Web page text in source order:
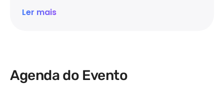
Comunicação Empresarial e Mídias Digitais, e
produtos, estruturação de equipes e
coordenação de eventos com faturamento
Ler mais
Agenda do Evento